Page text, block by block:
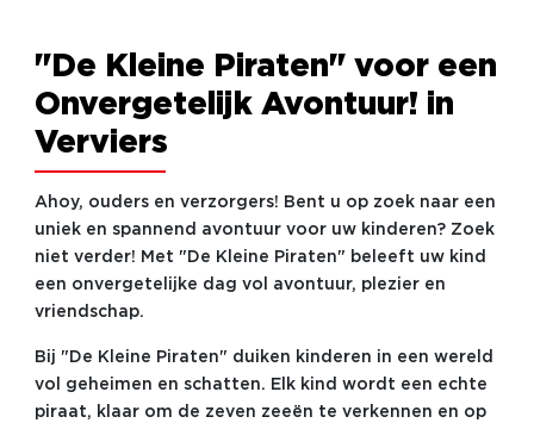
"De Kleine Piraten" voor een
Onvergetelijk Avontuur! in
Verviers
Ahoy, ouders en verzorgers! Bent u op zoek naar een
uniek en spannend avontuur voor uw kinderen? Zoek
niet verder! Met "De Kleine Piraten" beleeft uw kind
een onvergetelijke dag vol avontuur, plezier en
vriendschap.
Bij "De Kleine Piraten" duiken kinderen in een wereld
vol geheimen en schatten. Elk kind wordt een echte
piraat, klaar om de zeven zeeën te verkennen en op